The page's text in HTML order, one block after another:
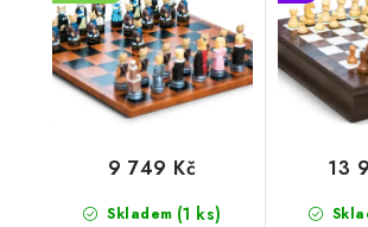
Skladem (1 ks)
9 749 Kč 13